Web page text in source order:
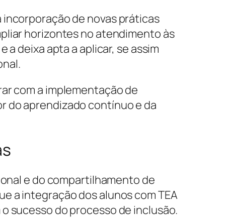
de novas práticas
horizontes no atendimento às
deixa apta a aplicar, se assim
com a implementação de
do aprendizado contínuo e da
e do compartilhamento de
a integração dos alunos com TEA
sucesso do processo de inclusão.